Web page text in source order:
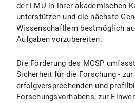
der LMU in ihrer akademischen
unterstützen und die nächste
Wissenschaftlern bestmöglich
Aufgaben vorzubereiten.
Die Förderung des MCSP
Sicherheit für die Forschung -
erfolgversprechenden und
Forschungsvorhabens, zur